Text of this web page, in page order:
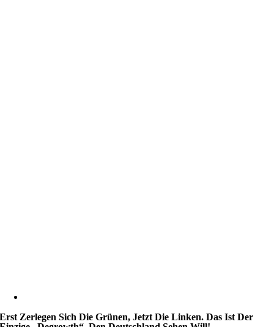
Erst Zerlegen Sich Die Grünen, Jetzt Die Linken. Das Ist Der